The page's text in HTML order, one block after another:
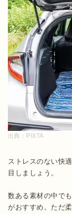
出典： PIXTA
ストレスのない快
目しましょう。
数ある素材の中で
がおすすめ。ただ